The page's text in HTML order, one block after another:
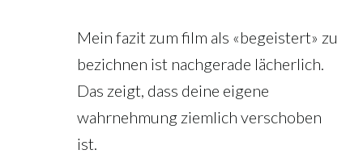
Mein fazit zum film als «begeistert» zu
bezichnen ist nachgerade lächerlich.
Das zeigt, dass deine eigene
wahrnehmung ziemlich verschoben
ist.